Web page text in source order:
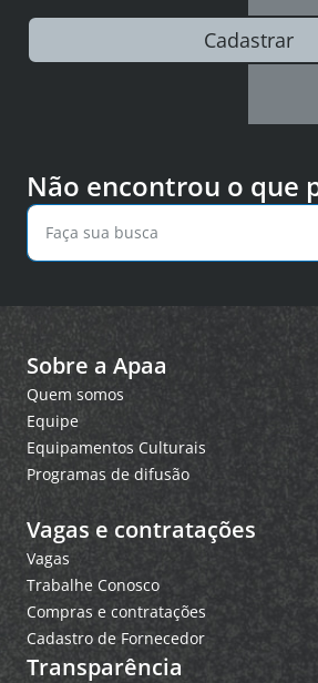
Cadastrar
Não encontrou o que
Sobre a Apaa
Quem somos
Equipe
Equipamentos Culturais
Programas de difusão
Vagas e contratações
Vagas
Trabalhe Conosco
Compras e contratações
Cadastro de Fornecedor
Transparência